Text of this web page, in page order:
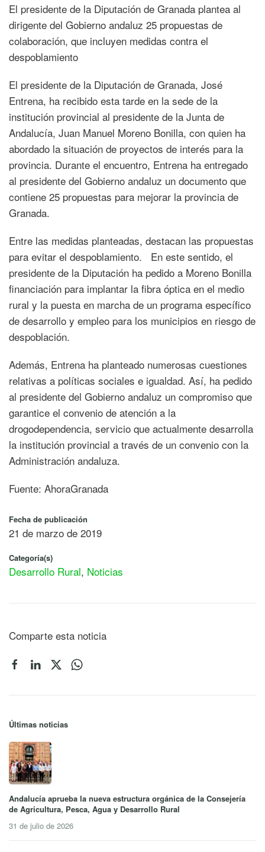
El presidente de la Diputación de Granada plantea al
dirigente del Gobierno andaluz 25 propuestas de
colaboración, que incluyen medidas contra el
despoblamiento
El presidente de la Diputación de Granada, José
Entrena, ha recibido esta tarde en la sede de la
institución provincial al presidente de la Junta de
Andalucía, Juan Manuel Moreno Bonilla, con quien ha
abordado la situación de proyectos de interés para la
provincia. Durante el encuentro, Entrena ha entregado
al presidente del Gobierno andaluz un documento que
contiene 25 propuestas para mejorar la provincia de
Granada.
Entre las medidas planteadas, destacan las propuestas
para evitar el despoblamiento. En este sentido, el
presidente de la Diputación ha pedido a Moreno Bonilla
financiación para implantar la fibra óptica en el medio
rural y la puesta en marcha de un programa específico
de desarrollo y empleo para los municipios en riesgo de
despoblación.
Además, Entrena ha planteado numerosas cuestiones
relativas a políticas sociales e igualdad. Así, ha pedido
al presidente del Gobierno andaluz un compromiso que
garantice el convenio de atención a la
drogodependencia, servicio que actualmente desarrolla
la institución provincial a través de un convenio con la
Administración andaluza.
Fuente: AhoraGranada
Fecha de publicación
21 de marzo de 2019
Categoría(s)
Desarrollo Rural, Noticias
Comparte esta noticia
Últimas noticias
Andalucía aprueba la nueva estructura orgánica de la Consejería
de Agricultura, Pesca, Agua y Desarrollo Rural
31 de julio de 2026